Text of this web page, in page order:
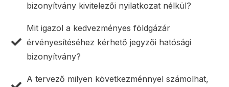
bizonyítvány kivitelezői nyilatkozat nélkül?
Mit igazol a kedvezményes földgázár
érvényesítéséhez kérhető jegyzői hatósági
bizonyítvány?
A tervező milyen következménnyel számolhat,